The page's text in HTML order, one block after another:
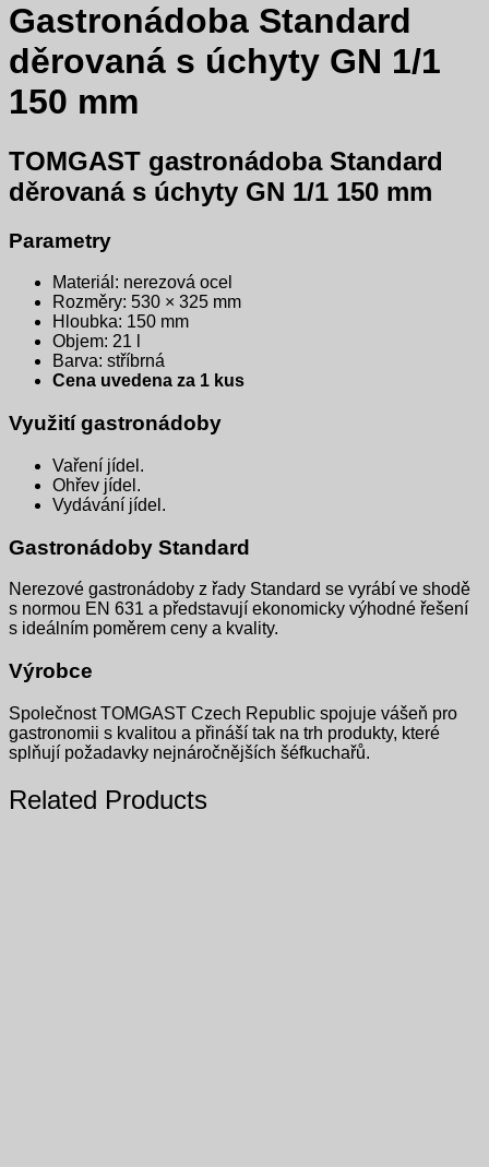
Gastronádoba Standard
děrovaná s úchyty GN 1/1
150 mm
TOMGAST gastronádoba Standard
děrovaná s úchyty GN 1/1 150 mm
Parametry
Materiál: nerezová ocel
Rozměry: 530 × 325 mm
Hloubka: 150 mm
Objem: 21 l
Barva: stříbrná
Cena uvedena za 1 kus
Využití gastronádoby
Vaření jídel.
Ohřev jídel.
Vydávání jídel.
Gastronádoby Standard
Nerezové gastronádoby z řady Standard se vyrábí ve shodě
s normou EN 631 a představují ekonomicky výhodné řešení
s ideálním poměrem ceny a kvality.
Výrobce
Společnost TOMGAST Czech Republic spojuje vášeň pro
gastronomii s kvalitou a přináší tak na trh produkty, které
splňují požadavky nejnáročnějších šéfkuchařů.
Related Products